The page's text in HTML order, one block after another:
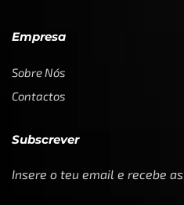
Empresa
Sobre Nós
Contactos
Subscrever
Insere o teu email e recebe as